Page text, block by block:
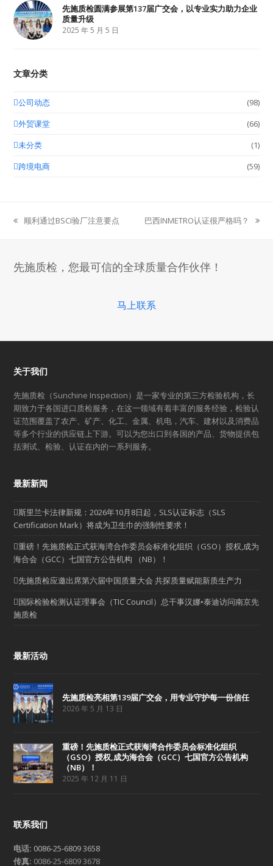
先施质检圆满参展第137届广交会，以专业实力助力企业
质量升级
2025 年 5 月 5 日
文章分类
公司动态
(98)
外贸课堂
(66)
未分类
(1)
跨境电商
(59)
previous
顺利通过BSCI验厂注意要点
next
巴西INMETRO认证很严格吗？
先施质检，您最可信的全球质量合作伙伴！
马上联系
关于我们
先施质检（Sunchine Inspection）是一家专业的第三方检验机构，长
期致力于各国进口质检服务，在这一领域有着丰富的服务经验，检验认
证范围覆盖了农产、矿产、化工、金属、机电，汽车、建材以及消费品
等多个行业的供应链上下游。可以为您出口到各国的产品、货物提供包
括测试、检验、认证在内的一系列服务。
最新新闻
斯里兰卡法律新规：2026年10月8日起，SLS认证标志（SLS
Certification Mark）将成为卫生巾的强制性要求！
重磅！先施质检正式获海湾合作委员会标准化组织（GSO）授权,成为
海合会（GCC）七国官方公告机构 （NB）！
先施质检应邀出席第六届中国质量大会 共探质量赋能新质生产力
国际检验检测认证理事会（TIC Council）总干事汉娜•泰迪访问南京先
施质检
最新活动
先施质检亮相第139届广交会，用专业守护每一份信任
2026 年 5 月 13 日
重磅！先施质检正式获海湾合作委员会标准化组织
（GSO）授权,成为海合会（GCC）七国官方公告机构
（NB）！
2025 年 12 月 11 日
联系我们
电话: 0086-25-6809 3658
传真: 0086-25-6809 3678